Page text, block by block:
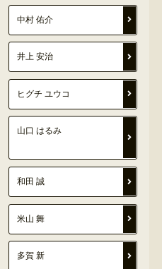
中村 佑介
井上 安治
ヒグチ ユウコ
山口 はるみ
和田 誠
米山 舞
多賀 新